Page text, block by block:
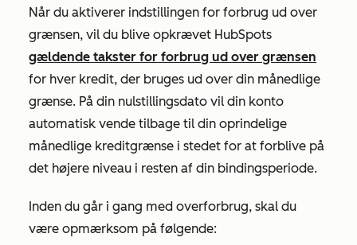
Når du aktiverer indstillingen for forbrug ud over
grænsen, vil du blive opkrævet HubSpots
gældende takster for forbrug ud over grænsen
for hver kredit, der bruges ud over din månedlige
grænse. På din nulstillingsdato vil din konto
automatisk vende tilbage til din oprindelige
månedlige kreditgrænse i stedet for at forblive på
det højere niveau i resten af din bindingsperiode.
Inden du går i gang med overforbrug, skal du
være opmærksom på følgende: